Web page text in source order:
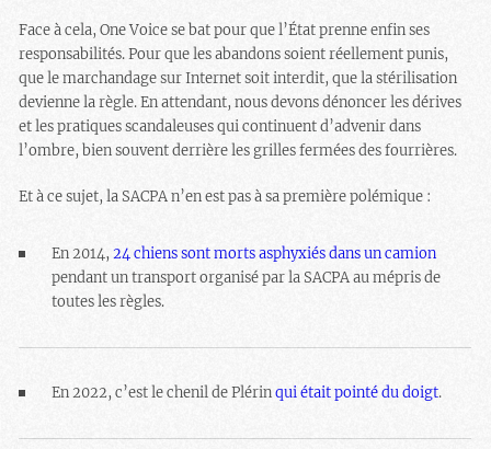
Face à cela, One Voice se bat pour que l’État prenne enfin ses
responsabilités. Pour que les abandons soient réellement punis,
que le marchandage sur Internet soit interdit, que la stérilisation
devienne la règle. En attendant, nous devons dénoncer les dérives
et les pratiques scandaleuses qui continuent d’advenir dans
l’ombre, bien souvent derrière les grilles fermées des fourrières.
Et à ce sujet, la SACPA n’en est pas à sa première polémique :
En 2014,24 chiens sont morts asphyxiés dans un camion
pendant un transport organisé par la SACPA au mépris de
toutes les règles.
En 2022, c’est le chenil de Plérinqui était pointé du doigt.